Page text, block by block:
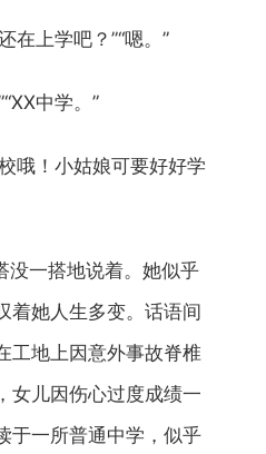
在上学吧？”“嗯。”
中学。”
哦！小姑娘可要好好学
没一搭地说着。她似乎
着她人生多变。话语间
工地上因意外事故脊椎
女儿因伤心过度成绩一
于一所普通中学，似乎